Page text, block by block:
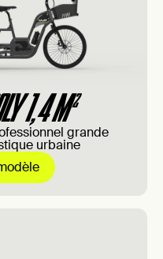
1,4 M²
grande
urbaine